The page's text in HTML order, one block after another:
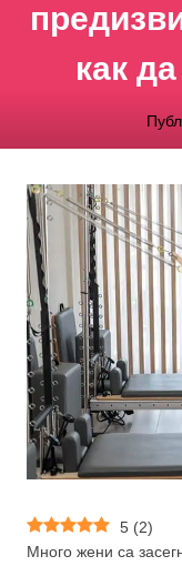
как
5 (2)
Много жени са